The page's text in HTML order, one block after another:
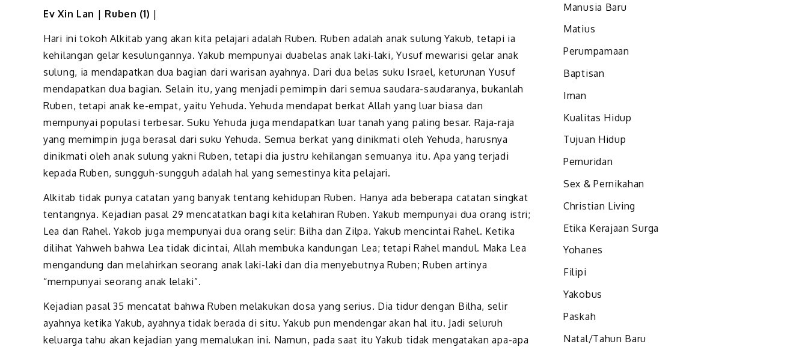
Ev Xin Lan | Ruben (1) |
Hari ini tokoh Alkitab yang akan kita pelajari adalah Ruben. Ruben adalah anak sulung Yakub, tetapi ia
kehilangan gelar kesulungannya. Yakub mempunyai duabelas anak laki-laki, Yusuf mewarisi gelar anak
sulung, ia mendapatkan dua bagian dari warisan ayahnya. Dari dua belas suku Israel, keturunan Yusuf
mendapatkan dua bagian. Selain itu, yang menjadi pemimpin dari semua saudara-saudaranya, bukanlah
Ruben, tetapi anak ke-empat, yaitu Yehuda. Yehuda mendapat berkat Allah yang luar biasa dan
mempunyai populasi terbesar. Suku Yehuda juga mendapatkan luar tanah yang paling besar. Raja-raja
yang memimpin juga berasal dari suku Yehuda. Semua berkat yang dinikmati oleh Yehuda, harusnya
dinikmati oleh anak sulung yakni Ruben, tetapi dia justru kehilangan semuanya itu. Apa yang terjadi
kepada Ruben, sungguh-sungguh adalah hal yang semestinya kita pelajari.
Alkitab tidak punya catatan yang banyak tentang kehidupan Ruben. Hanya ada beberapa catatan singkat
tentangnya. Kejadian pasal 29 mencatatkan bagi kita kelahiran Ruben. Yakub mempunyai dua orang istri;
Lea dan Rahel. Yakob juga mempunyai dua orang selir: Bilha dan Zilpa. Yakub mencintai Rahel. Ketika
dilihat Yahweh bahwa Lea tidak dicintai, Allah membuka kandungan Lea; tetapi Rahel mandul. Maka Lea
mengandung dan melahirkan seorang anak laki-laki dan dia menyebutnya Ruben; Ruben artinya
“mempunyai seorang anak lelaki”.
Kejadian pasal 35 mencatat bahwa Ruben melakukan dosa yang serius. Dia tidur dengan Bilha, selir
ayahnya ketika Yakub, ayahnya tidak berada di situ. Yakub pun mendengar akan hal itu. Jadi seluruh
keluarga tahu akan kejadian yang memalukan ini. Namun, pada saat itu Yakub tidak mengatakan apa-apa
Manusia Baru
Matius
Perumpamaan
Baptisan
Iman
Kualitas Hidup
Tujuan Hidup
Pemuridan
Sex & Pernikahan
Christian Living
Etika Kerajaan Surga
Yohanes
Filipi
Yakobus
Paskah
Natal/Tahun Baru